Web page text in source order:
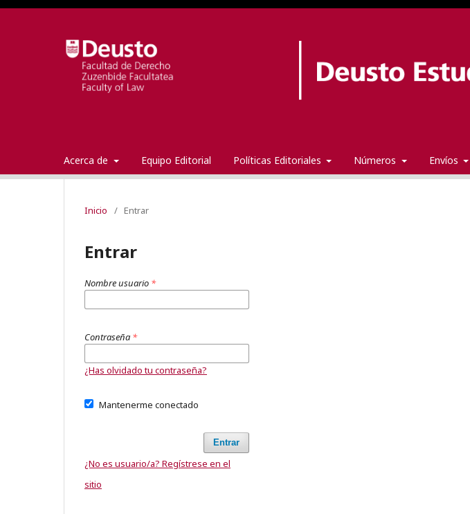
Acerca de Equipo Editorial Políticas Editoriales Números Envíos
Inicio / Entrar
Entrar
Nombre usuario *
Contraseña *
¿Has olvidado tu contraseña?
Mantenerme conectado
Entrar
¿No es usuario/a? Regístrese en el
sitio